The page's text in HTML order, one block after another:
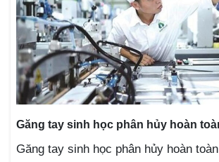
Găng tay sinh học phân hủy hoàn
Găng tay sinh học phân hủy hoàn